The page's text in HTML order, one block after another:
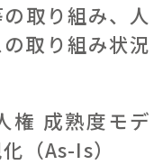
取り組み、人
取り組み状況
権 成熟度モデ
（As-Is）